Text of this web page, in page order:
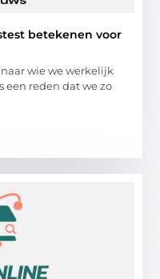
betekenen voor
wie we werkelijk
een reden dat we zo